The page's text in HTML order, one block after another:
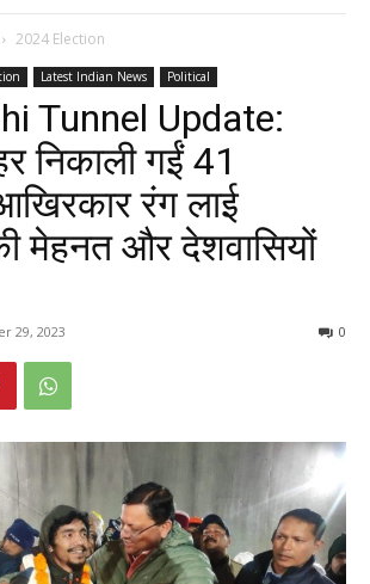
2024 Election
Latest Indian News Political
Tunnel Update:
निकाली गईं 41
रंग लाई
मेहनत और देशवासियों
29, 2023 0